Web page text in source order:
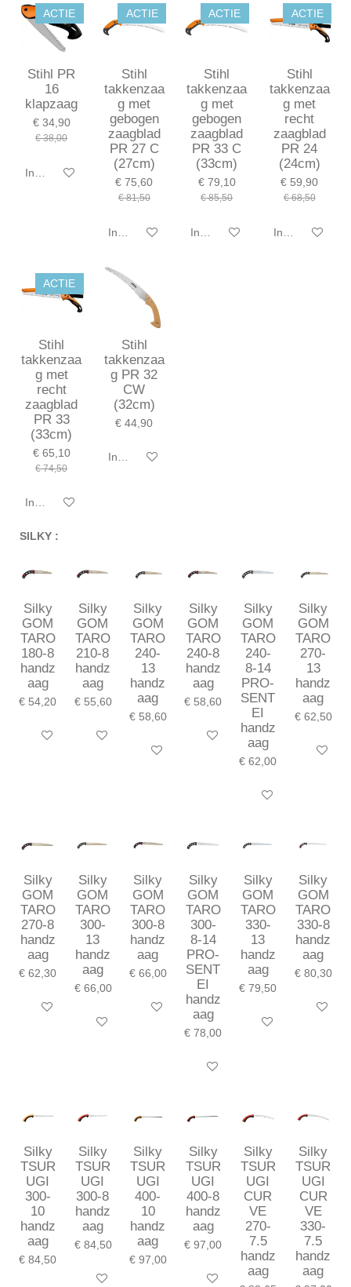
ACTIE
Stihl PR
16
klapzaag
€ 34,90
€ 38,00
In winkelwagen
ACTIE
Stihl
takkenzaa
g met
gebogen
zaagblad
PR 27 C
(27cm)
€ 75,60
€ 81,50
In winkelwagen
ACTIE
Stihl
takkenzaa
g met
gebogen
zaagblad
PR 33 C
(33cm)
€ 79,10
€ 85,50
In winkelwagen
ACTIE
Stihl
takkenzaa
g met
recht
zaagblad
PR 24
(24cm)
€ 59,90
€ 68,50
In winkelwagen
ACTIE
Stihl
takkenzaa
g met
recht
zaagblad
PR 33
(33cm)
€ 65,10
€ 74,50
In winkelwagen
Stihl
takkenzaa
g PR 32
CW
(32cm)
€ 44,90
In winkelwagen
SILKY :
Silky
GOM
TARO
180-8
handz
aag
€ 54,20
In winkelwagen
Silky
GOM
TARO
210-8
handz
aag
€ 55,60
In winkelwagen
Silky
GOM
TARO
240-
13
handz
aag
€ 58,60
In winkelwagen
Silky
GOM
TARO
240-8
handz
aag
€ 58,60
In winkelwagen
Silky
GOM
TARO
240-
8-14
PRO-
SENT
EI
handz
aag
€ 62,00
In winkelwagen
Silky
GOM
TARO
270-
13
handz
aag
€ 62,50
In
Silky
GOM
TARO
270-8
handz
aag
€ 62,30
In winkelwagen
Silky
GOM
TARO
300-
13
handz
aag
€ 66,00
In winkelwagen
Silky
GOM
TARO
300-8
handz
aag
€ 66,00
In winkelwagen
Silky
GOM
TARO
300-
8-14
PRO-
SENT
EI
handz
aag
€ 78,00
In winkelwagen
Silky
GOM
TARO
330-
13
handz
aag
€ 79,50
In winkelwagen
Silky
GOM
TARO
330-8
handz
aag
€ 80,30
In
Silky
TSUR
UGI
300-
10
handz
aag
€ 84,50
Silky
TSUR
UGI
300-8
handz
aag
€ 84,50
In winkelwagen
Silky
TSUR
UGI
400-
10
handz
aag
€ 97,00
Silky
TSUR
UGI
400-8
handz
aag
€ 97,00
In winkelwagen
Silky
TSUR
UGI
CUR
VE
270-
7.5
handz
aag
Silky
TSUR
UGI
CUR
VE
330-
7.5
handz
aag